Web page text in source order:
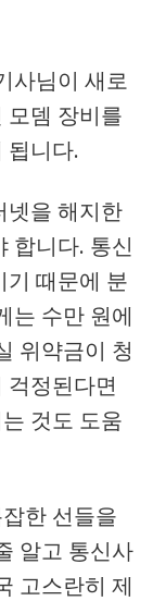
사님이 새로
모뎀 장비를
됩니다.
넷을 해지한
합니다. 통신
기 때문에 분
는 수만 원에
위약금이 청
정된다면
것도 도움
한 선들을
알고 통신사
고스란히 제